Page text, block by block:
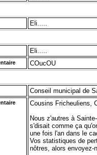
Eli.....
Eli.....
COucOU
Conseil municipal de
Cousins Fricheuliens,
Nous z'autres à
s'disait comme ça
une fois l'an dans le
Vos statistiques de
nôtres, alors envoyez-